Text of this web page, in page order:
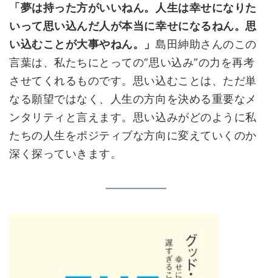
「夢は持った方がいいねん。人生は幸せになりた
いって思い込んだ人が本当に幸せになるねん。思
い込むことが大事やねん。」島田紳助さんのこの
言葉は、私たちにとっての“思い込み”の力を再考
させてくれるものです。思い込むことは、ただ単
なる願望ではなく、人生の方向を決める重要なメ
ンタリティと言えます。思い込みがどのように私
たちの人生をポジティブな方向に変えていくのか
深く探っていきます。